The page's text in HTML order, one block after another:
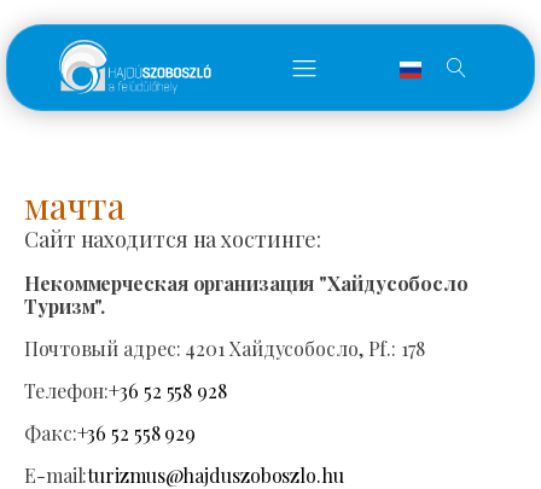
мачта
Сайт находится на хостинге:
Некоммерческая организация "Хайдусобосло
Туризм".
Почтовый адрес: 4201 Хайдусобосло, Pf.: 178
Телефон:+36 52 558 928
Факс:+36 52 558 929
E-mail:turizmus@hajduszoboszlo.hu